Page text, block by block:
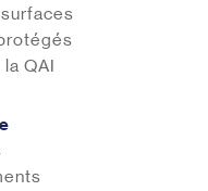
QAI